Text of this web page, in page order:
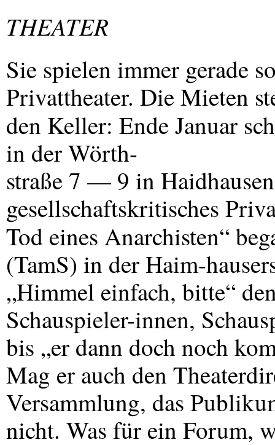
THEATER
Sie spielen immer gerade
Privattheater. Die Mieten
den Keller: Ende Januar
in der Wörth-
straße 7 — 9 in
gesellschaftskritisches
Tod eines Anarchisten“
(TamS) in der Haim-
„Himmel einfach, bitte“
Schauspieler-innen,
bis „er dann doch noch
Mag er auch den
Versammlung, das
nicht. Was für ein Forum,